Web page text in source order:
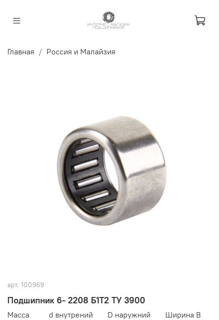
Главная Россия и Малайзия
арт. 100969
Подшипник 6- 2208 Б1Т2 ТУ 3900
Масса d внутрений D наружний Ширина В